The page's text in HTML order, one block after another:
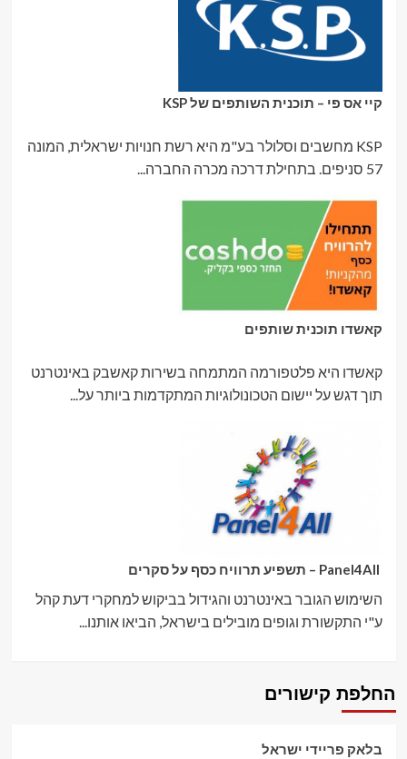
קיי אס פי – תוכנית השותפים של KSP
KSP מחשבים וסלולר בע"מ היא רשת חנויות ישראלית, המונה
57 סניפים. בתחילת דרכה מכרה החברה...
קאשדו תוכנית שותפים
קאשדו היא פלטפורמה המתמחה בשירות קאשבק באינטרנט
תוך דגש על יישום הטכונולוגיות המתקדמות ביותר על...
השימוש הגובר באינטרנט והגידול בביקוש למחקרי דעת קהל
ע"י התקשורת וגופים מובילים בישראל, הביאו אותנו...
החלפת קישורים
בלאק פריידי ישראל